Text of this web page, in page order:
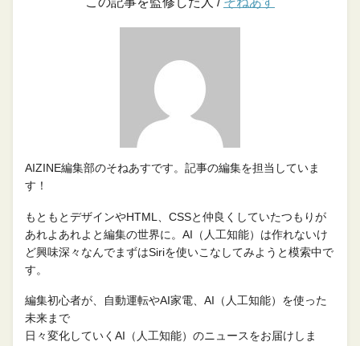
AIZINE編集部のそねあすです。記事の編集を担当していま
す！
もともとデザインやHTML、CSSと仲良くしていたつもりが
あれよあれよと編集の世界に。AI（人工知能）は作れないけ
ど興味深々なんでまずはSiriを使いこなしてみようと模索中で
す。
編集初心者が、自動運転やAI家電、AI（人工知能）を使った
未来まで
日々変化していくAI（人工知能）のニュースをお届けしま